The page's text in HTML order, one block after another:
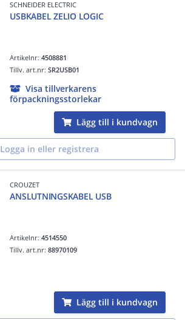
SCHNEIDER ELECTRIC
USBKABEL ZELIO LOGIC
Artikelnr:4508881
Tillv. art.nr:SR2USB01
Visa tillverkarens
förpackningsstorlekar
Lägg till i kundvagn
Logga in eller registrera
CROUZET
ANSLUTNINGSKABEL USB
Artikelnr:4514550
Tillv. art.nr:88970109
Lägg till i kundvagn